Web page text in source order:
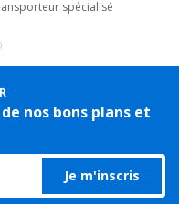
spécialisé
nos bons plans et
Je m'inscris